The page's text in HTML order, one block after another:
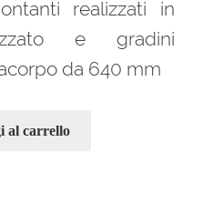
realizzati in
e gradini
da 640 mm
al carrello